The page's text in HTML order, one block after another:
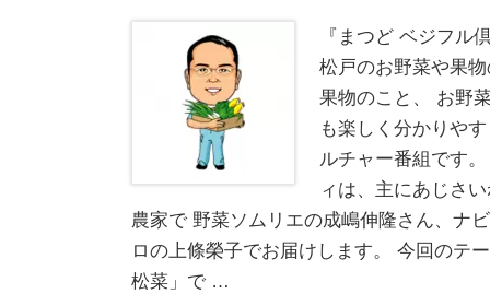
『まつど ベジフル
松戸のお野菜や果
果物のこと、 お野
も楽しく分かりや
ルチャー番組です
ィは、主にあじさ
農家で 野菜ソムリエの成嶋伸隆さん、ナ
ロの上條榮子でお届けします。 今回のテ
松菜」で …